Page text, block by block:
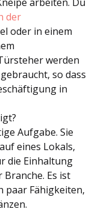
der
oder in einem
werden
so dass
in
Aufgabe. Sie
eines Lokals,
die Einhaltung
Es ist
paar Fähigkeiten,